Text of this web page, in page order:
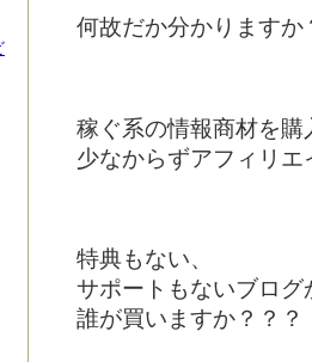
何故だか分かりますか
稼ぐ系の情報商材を
少なからずアフィリ
特典もない、
サポートもないブログ
誰が買いますか？？？